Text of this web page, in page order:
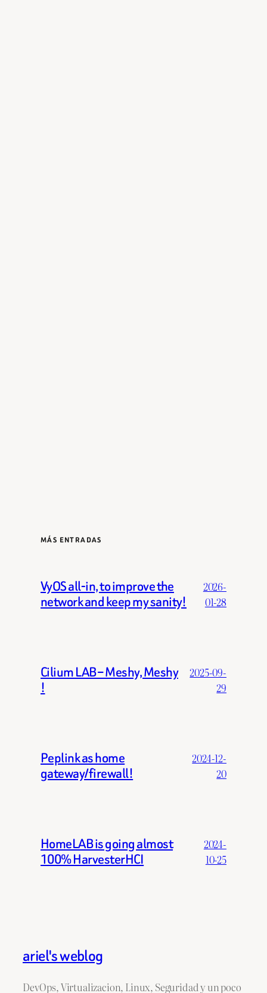
MÁS ENTRADAS
VyOS all-in, to improve the
network and keep my sanity!
2026-
01-28
Cilium LAB – Meshy, Meshy
!
2025-09-
29
Peplink as home
gateway/firewall!
2024-12-
20
HomeLAB is going almost
100% HarvesterHCI
2024-
10-25
ariel's weblog
DevOps, Virtualizacion, Linux, Seguridad y un poco